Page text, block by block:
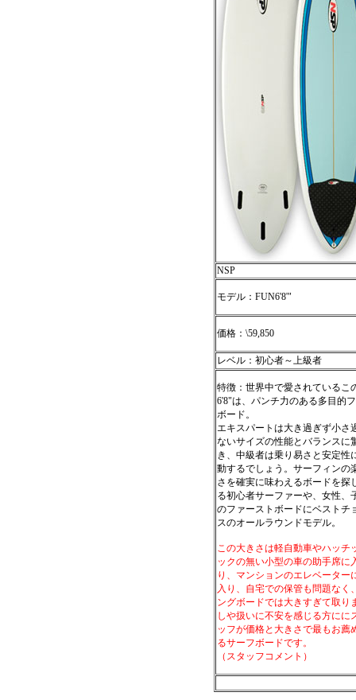
NSP
モデル：FUN6'8'"
価格：\59,850
レベル：初心者～上級者
特徴：世界中で愛されているこ
6'8"は、パンチ力のある多目的
ボード。
エキスパートは大き過ぎず小さ
ないサイズの性能とバランスに
き、中級者は乗り易さと安定性
動するでしょう。サーフィンの
さを確実に味わえるボードを探
る初心者サーファーや、女性、
のファーストボードにベストチ
スのオールラウンドモデル。
この大きさは軽自動車やハッチ
ックの無い小型の車の助手席に
り、マンションのエレベーター
入り、自宅での保管も問題なく
ングボードでは大きすぎて取り
しや扱いに不安を感じる方にに
ッフが価格と大きさで最もお薦
るサーフボードです。
（スタッフコメント）